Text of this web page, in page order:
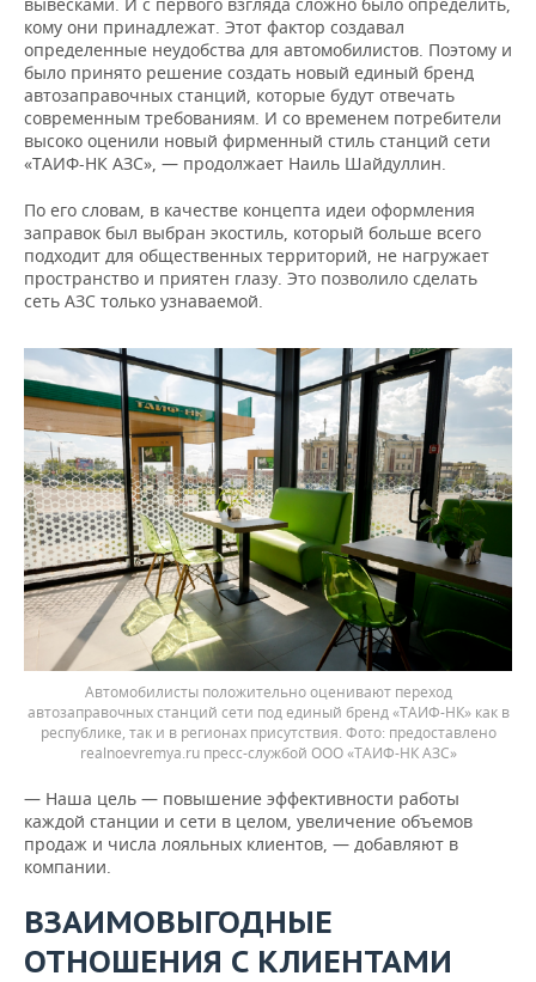
кому они принадлежат. Этот фактор создавал
определенные неудобства для автомобилистов. Поэтому и
было принято решение создать новый единый бренд
автозаправочных станций, которые будут отвечать
современным требованиям. И со временем потребители
высоко оценили новый фирменный стиль станций сети
«ТАИФ-НК АЗС», — продолжает Наиль Шайдуллин.
По его словам, в качестве концепта идеи оформления
заправок был выбран экостиль, который больше всего
подходит для общественных территорий, не нагружает
пространство и приятен глазу. Это позволило сделать
сеть АЗС только узнаваемой.
Автомобилисты положительно оценивают переход
автозаправочных станций сети под единый бренд «ТАИФ-НК» как в
республике, так и в регионах присутствия. Фото: предоставлено
realnoevremya.ru пресс-службой ООО «ТАИФ-НК АЗС»
— Наша цель — повышение эффективности работы
каждой станции и сети в целом, увеличение объемов
продаж и числа лояльных клиентов, — добавляют в
компании.
ВЗАИМОВЫГОДНЫЕ
ОТНОШЕНИЯ С КЛИЕНТАМИ